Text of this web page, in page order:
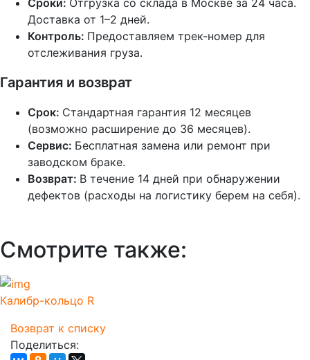
Сроки: Отгрузка со склада в Москве за 24 часа.
Доставка от 1–2 дней.
Контроль: Предоставляем трек-номер для
отслеживания груза.
Гарантия и возврат
Срок: Стандартная гарантия 12 месяцев
(возможно расширение до 36 месяцев).
Сервис: Бесплатная замена или ремонт при
заводском браке.
Возврат: В течение 14 дней при обнаружении
дефектов (расходы на логистику берем на себя).
Смотрите также:
Калибр-кольцо R
Возврат к списку
Поделиться: